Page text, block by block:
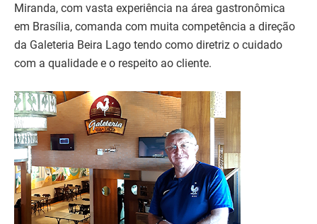
Miranda, com vasta experiência na área gastronômica
em Brasília, comanda com muita competência a direção
da Galeteria Beira Lago tendo como diretriz o cuidado
com a qualidade e o respeito ao cliente.